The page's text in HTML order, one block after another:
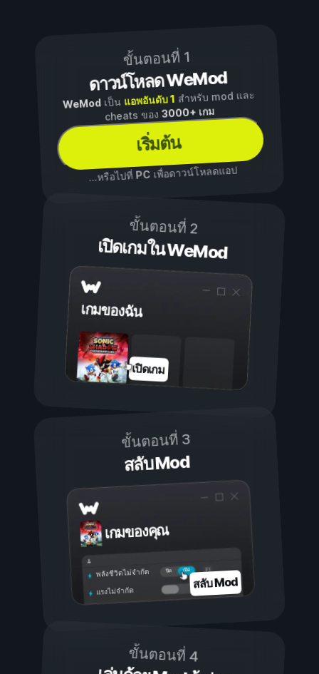
ขั้นตอนที่ 1
ดาวน์โหลด WeMod
WeModเป็น แอพอันดับ 1 สำหรับ mod และ
cheats ของ3000+ เกม
เริ่มต้น
...หรือไปที่ PCเพื่อดาวน์โหลดแอป
ขั้นตอนที่ 2
เปิดเกมใน WeMod
เกมของฉัน
เปิดเกม
ขั้นตอนที่ 3
สลับ Mod
เกมของคุณ
เปิด
ปิด
พลังชีวิตไม่จำกัด
แรงไม่จำกัด สลับ Mod
ขั้นตอนที่ 4